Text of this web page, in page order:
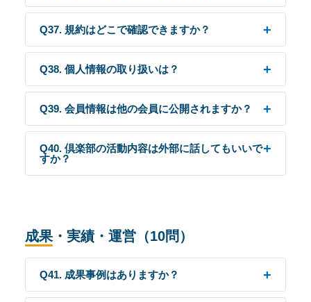
Q37. 規約はどこで確認できますか？
Q38. 個人情報の取り扱いは？
Q39. 会員情報は他の会員に公開されますか？
Q40. 倶楽部の活動内容は外部に話してもいいで
すか？
成果・実績・運営（10問）
Q41. 成果事例はありますか？